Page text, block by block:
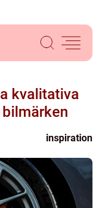
kvalitativa
inspiration